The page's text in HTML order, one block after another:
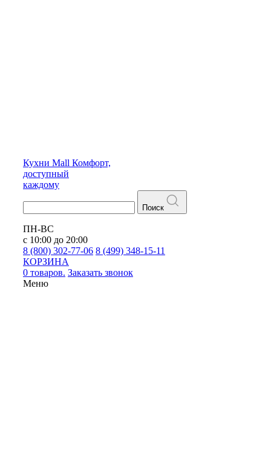
Кухни Mall Комфорт,
доступный
каждому
Поиск
ПН-ВС
с 10:00 до 20:00
8 (800) 302-77-06 8 (499) 348-15-11
КОРЗИНА
0 товаров. Заказать звонок
Меню